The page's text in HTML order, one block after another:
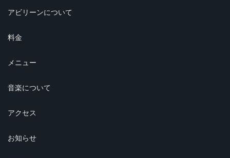
アビリーンについて
料金
メニュー
音楽について
アクセス
お知らせ